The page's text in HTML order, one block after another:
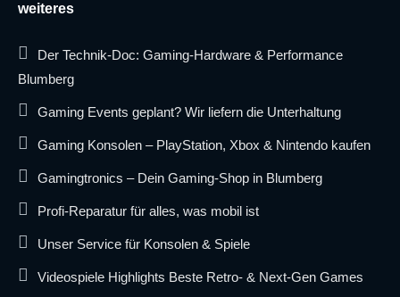
weiteres
Der Technik-Doc: Gaming-Hardware & Performance
Blumberg
Gaming Events geplant? Wir liefern die Unterhaltung
Gaming Konsolen – PlayStation, Xbox & Nintendo kaufen
Gamingtronics – Dein Gaming-Shop in Blumberg
Profi-Reparatur für alles, was mobil ist
Unser Service für Konsolen & Spiele
Videospiele Highlights Beste Retro- & Next-Gen Games